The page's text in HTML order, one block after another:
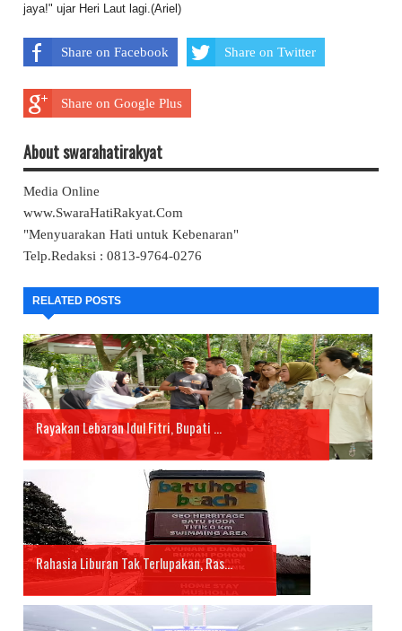
jaya!" ujar Heri Laut lagi.(Ariel)
Share on Facebook Share on Twitter
Share on Google Plus
About swarahatirakyat
Media Online
www.SwaraHatiRakyat.Com
"Menyuarakan Hati untuk Kebenaran"
Telp.Redaksi : 0813-9764-0276
RELATED POSTS
Rayakan Lebaran Idul Fitri, Bupati ...
Rahasia Liburan Tak Terlupakan, Ras...